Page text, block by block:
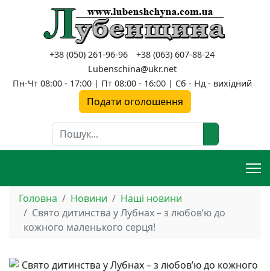
+38 (050) 261-96-96
+38 (063) 607-88-24
Lubenschina@ukr.net
Пн-Чт 08:00 - 17:00 | Пт 08:00 - 16:00 | Сб - Нд - вихідний
Подати оголошення
Пошук
Головна Новини
Наші новини
Свято дитинства у Лубнах – з любов’ю до
кожного маленького серця!